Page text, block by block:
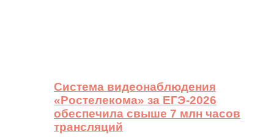
Система видеонаблюдения
«Ростелекома» за ЕГЭ-2026
обеспечила свыше 7 млн часов
трансляций